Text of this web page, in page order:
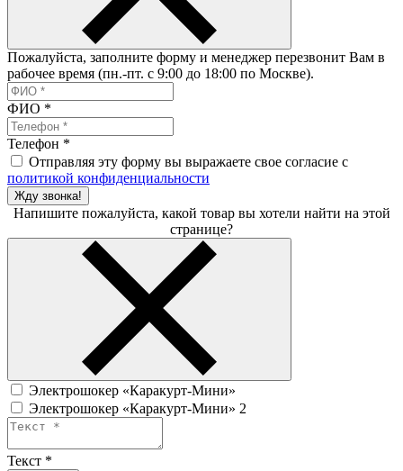
Пожалуйста, заполните форму и менеджер перезвонит Вам в
рабочее время (пн.-пт. с 9:00 до 18:00 по Москве).
ФИО *
Телефон *
Отправляя эту форму вы выражаете свое согласие с
политикой конфиденциальности
Жду звонка!
Напишите пожалуйста, какой товар вы хотели найти на этой
странице?
Электрошокер «Каракурт-Мини»
Электрошокер «Каракурт-Мини» 2
Текст *